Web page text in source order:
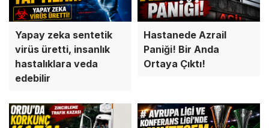
Yapay zeka sentetik
virüs üretti, insanlık
hastalıklara veda
edebilir
Hastanede Azrail
Paniği! Bir Anda
Ortaya Çıktı!